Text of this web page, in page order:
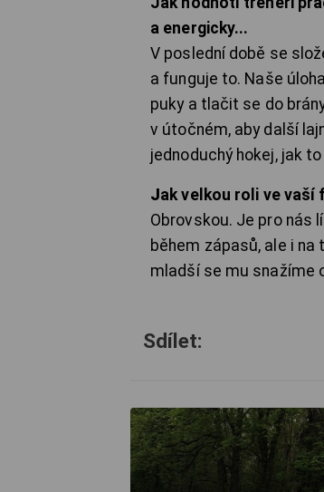
a energicky...
V poslední době se
a funguje to. Naše
puky a tlačit se do
v útočném, aby další
jednoduchý hokej, jak
Jak velkou roli ve vaší
Obrovskou. Je pro nás
během zápasů, ale i
mladší se mu snažíme
Sdílet: